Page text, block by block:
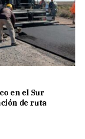
en el Sur
de ruta